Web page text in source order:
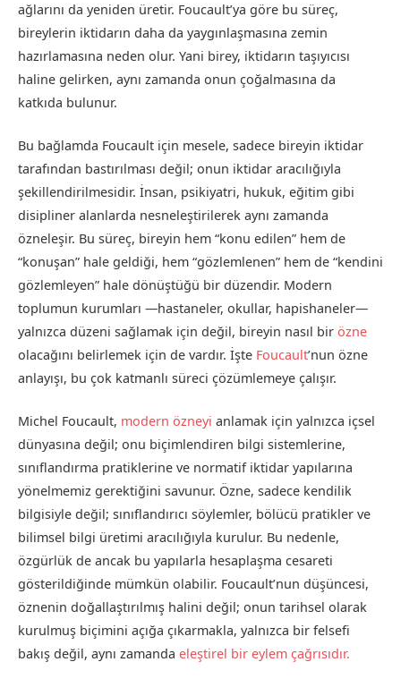
ağlarını da yeniden üretir. Foucault’ya göre bu süreç,
bireylerin iktidarın daha da yaygınlaşmasına zemin
hazırlamasına neden olur. Yani birey, iktidarın taşıyıcısı
haline gelirken, aynı zamanda onun çoğalmasına da
katkıda bulunur.
Bu bağlamda Foucault için mesele, sadece bireyin iktidar
tarafından bastırılması değil; onun iktidar aracılığıyla
şekillendirilmesidir. İnsan, psikiyatri, hukuk, eğitim gibi
disipliner alanlarda nesneleştirilerek aynı zamanda
özneleşir. Bu süreç, bireyin hem “konu edilen” hem de
“konuşan” hale geldiği, hem “gözlemlenen” hem de “kendini
gözlemleyen” hale dönüştüğü bir düzendir. Modern
toplumun kurumları —hastaneler, okullar, hapishaneler—
yalnızca düzeni sağlamak için değil, bireyin nasıl bir özne
olacağını belirlemek için de vardır. İşte Foucault’nun özne
anlayışı, bu çok katmanlı süreci çözümlemeye çalışır.
Michel Foucault, modern özneyi anlamak için yalnızca içsel
dünyasına değil; onu biçimlendiren bilgi sistemlerine,
sınıflandırma pratiklerine ve normatif iktidar yapılarına
yönelmemiz gerektiğini savunur. Özne, sadece kendilik
bilgisiyle değil; sınıflandırıcı söylemler, bölücü pratikler ve
bilimsel bilgi üretimi aracılığıyla kurulur. Bu nedenle,
özgürlük de ancak bu yapılarla hesaplaşma cesareti
gösterildiğinde mümkün olabilir. Foucault’nun düşüncesi,
öznenin doğallaştırılmış halini değil; onun tarihsel olarak
kurulmuş biçimini açığa çıkarmakla, yalnızca bir felsefi
bakış değil, aynı zamanda eleştirel bir eylem çağrısıdır.